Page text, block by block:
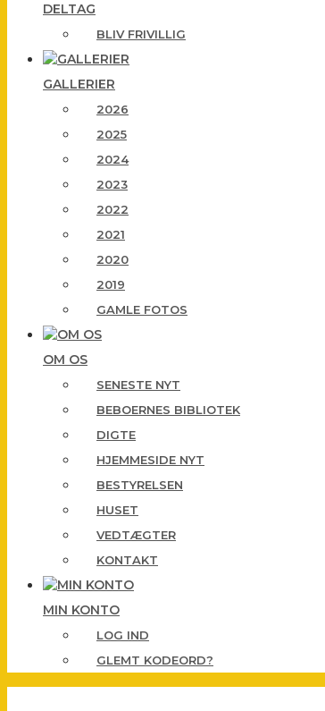
DELTAG
BLIV FRIVILLIG
GALLERIER
2026
2025
2024
2023
2022
2021
2020
2019
GAMLE FOTOS
OM OS
SENESTE NYT
BEBOERNES BIBLIOTEK
DIGTE
HJEMMESIDE NYT
BESTYRELSEN
HUSET
VEDTÆGTER
KONTAKT
MIN KONTO
LOG IND
GLEMT KODEORD?